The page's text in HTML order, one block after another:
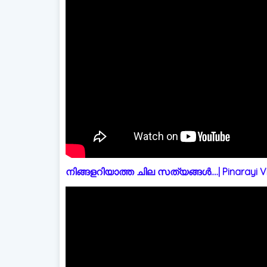
നിങ്ങളറിയാത്ത ചില സത്യങ്ങൾ....| Pinarayi